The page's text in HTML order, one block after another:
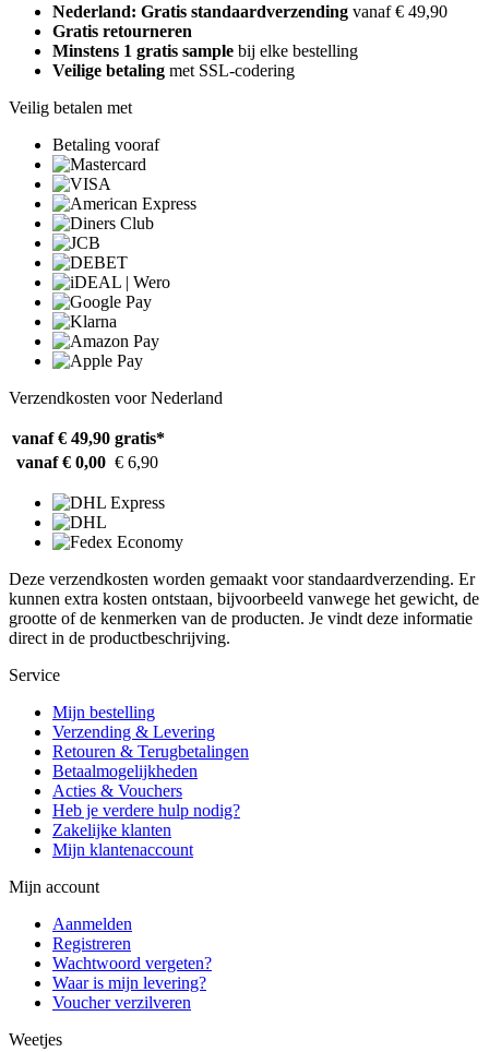
Nederland: Gratis standaardverzending vanaf € 49,90
Gratis retourneren
Minstens 1 gratis sample bij elke bestelling
Veilige betaling met SSL-codering
Veilig betalen met
Betaling vooraf
Verzendkosten voor Nederland
vanaf € 49,90 gratis*
vanaf € 0,00 € 6,90
Deze verzendkosten worden gemaakt voor standaardverzending. Er
kunnen extra kosten ontstaan, bijvoorbeeld vanwege het gewicht, de
grootte of de kenmerken van de producten. Je vindt deze informatie
direct in de productbeschrijving.
Service
Mijn bestelling
Verzending & Levering
Retouren & Terugbetalingen
Betaalmogelijkheden
Acties & Vouchers
Heb je verdere hulp nodig?
Zakelijke klanten
Mijn klantenaccount
Mijn account
Aanmelden
Registreren
Wachtwoord vergeten?
Waar is mijn levering?
Voucher verzilveren
Weetjes